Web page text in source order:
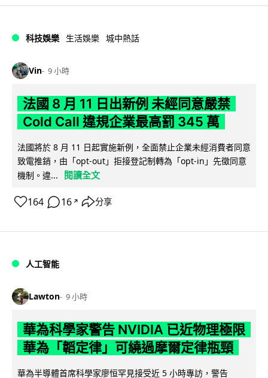
科技娛樂 生活娛樂 城中熱話
Vin 9 小時
法國 8 月 11 日出新例 未經同意嚴禁
Cold Call 違規企業最高罰 345 萬
法國將於 8 月 11 日起實施新例，全面禁止企業未經消費者同意
致電推銷，由「opt-out」拒接登記制轉為「opt-in」先徵同意
機制。違...
閱讀全文
164 16 ↗ 分享
人工智能
Lawton 9 小時
華為科學家警告 NVIDIA 已近物理極限
華為「韜定律」可繞過摩爾定律瓶頸
華為半導體首席科學家廖恒罕見接受近 5 小時專訪，警告